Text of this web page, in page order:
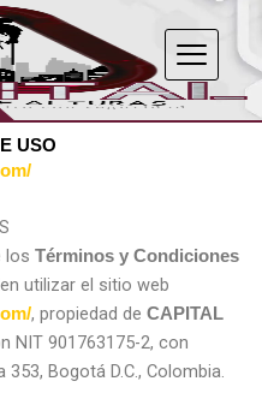
USO
los Términos y Condiciones
utilizar el sitio web
, propiedad de CAPITAL
NIT 901763175-2, con
Bogotá D.C., Colombia.